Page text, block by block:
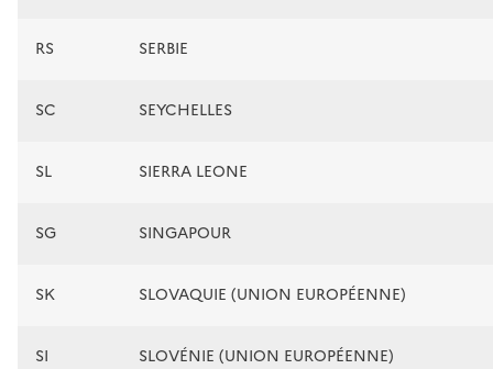
RS SERBIE
SC SEYCHELLES
SL SIERRA LEONE
SG SINGAPOUR
SK SLOVAQUIE (UNION EUROPÉENNE)
SI SLOVÉNIE (UNION EUROPÉENNE)